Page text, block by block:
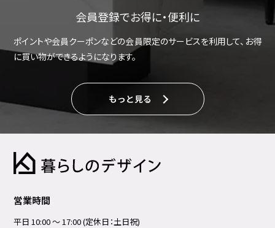
会員登録でお得に・便利に
ポイントや会員クーポンなどの会員限定のサービスを利用して、お得
に買い物ができるようになります。
もっと見る
営業時間
平日 10:00 ～ 17:00 (定休日：土日祝)